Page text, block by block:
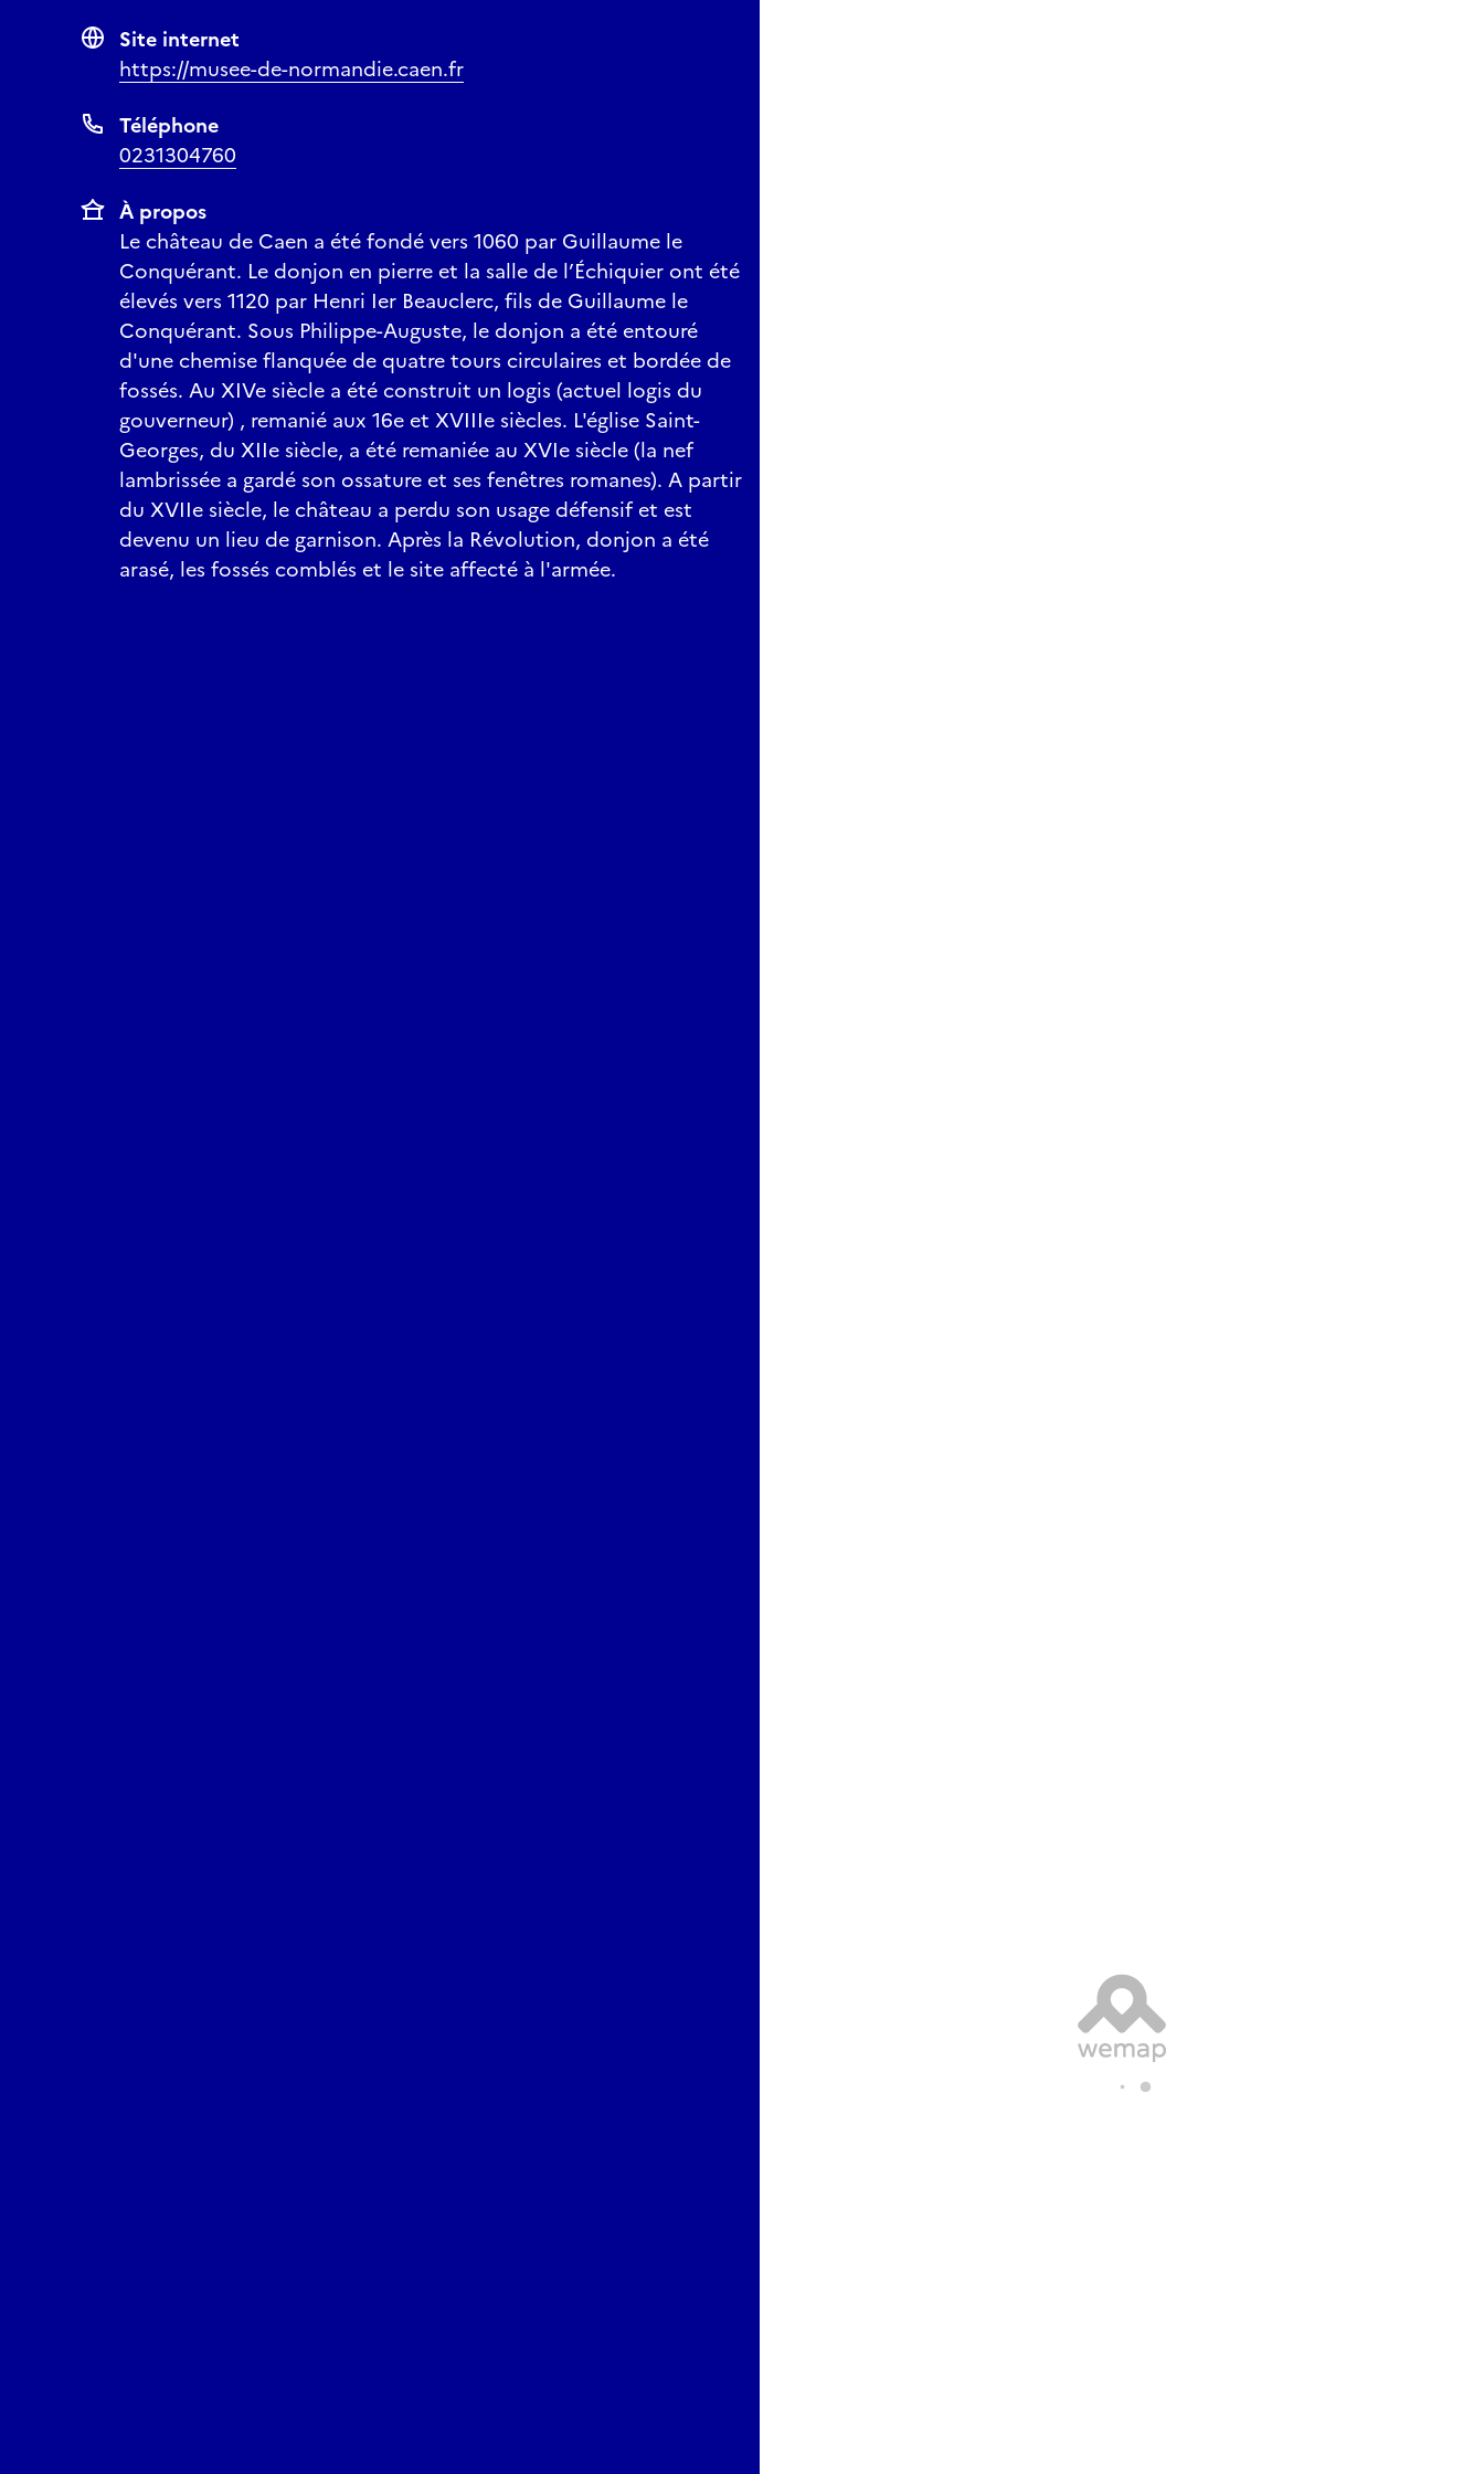
Site internet
https://musee-de-normandie.caen.fr
Téléphone
0231304760
À propos
Le château de Caen a été fondé vers 1060 par Guillaume le
Conquérant. Le donjon en pierre et la salle de l’Échiquier ont été
élevés vers 1120 par Henri Ier Beauclerc, fils de Guillaume le
Conquérant. Sous Philippe-Auguste, le donjon a été entouré
d'une chemise flanquée de quatre tours circulaires et bordée de
fossés. Au XIVe siècle a été construit un logis (actuel logis du
gouverneur) , remanié aux 16e et XVIIIe siècles. L'église Saint-
Georges, du XIIe siècle, a été remaniée au XVIe siècle (la nef
lambrissée a gardé son ossature et ses fenêtres romanes). A partir
du XVIIe siècle, le château a perdu son usage défensif et est
devenu un lieu de garnison. Après la Révolution, donjon a été
arasé, les fossés comblés et le site affecté à l'armée.